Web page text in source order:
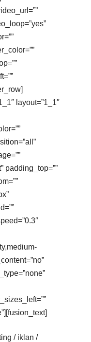
layout=”1_1″
padding_top=””
/ iklan /